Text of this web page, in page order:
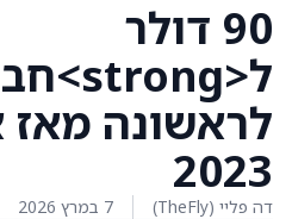
90 דולר
לראשונה מאז
2023
דה פליי (TheFly)